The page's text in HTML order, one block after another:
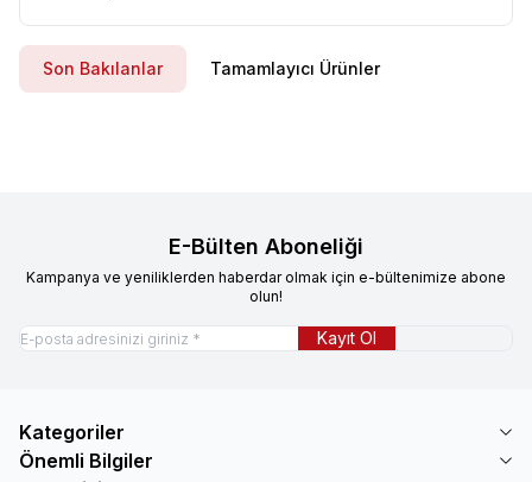
Son Bakılanlar Tamamlayıcı Ürünler
E-Bülten Aboneliği
Kampanya ve yeniliklerden haberdar olmak için e-bültenimize abone
olun!
Kayıt Ol
Kategoriler
Önemli Bilgiler